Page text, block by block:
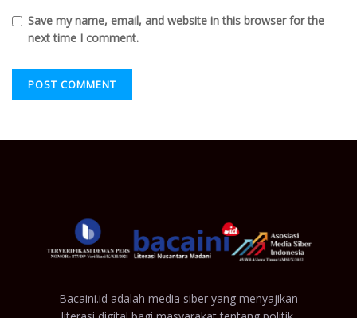
Save my name, email, and website in this browser for the
next time I comment.
Bacaini.id adalah media siber yang menyajikan